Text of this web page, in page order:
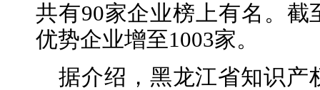
共有90家企业榜上有名。
优势企业增至1003家。
据介绍，黑龙江省知识产